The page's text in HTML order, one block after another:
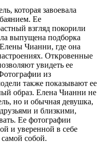
которая завоевала
Ее
взгляд покорили
выпущена подборка
Чианни, где она
Откровенные
увидеть ее
из
также показывают ее
образ. Елена Чианни не
но и обычная девушка,
и близкими,
Ее фотографии
и уверенной в себе
собой.